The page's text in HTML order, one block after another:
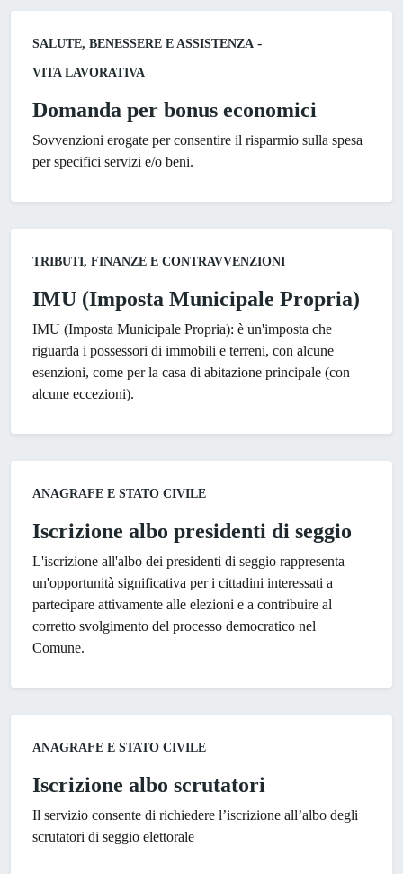
Categoria:
SALUTE, BENESSERE E ASSISTENZA -
VITA LAVORATIVA
Domanda per bonus economici
Sovvenzioni erogate per consentire il risparmio sulla spesa
per specifici servizi e/o beni.
Categoria:
TRIBUTI, FINANZE E CONTRAVVENZIONI
IMU (Imposta Municipale Propria)
IMU (Imposta Municipale Propria): è un'imposta che
riguarda i possessori di immobili e terreni, con alcune
esenzioni, come per la casa di abitazione principale (con
alcune eccezioni).
Categoria:
ANAGRAFE E STATO CIVILE
Iscrizione albo presidenti di seggio
L'iscrizione all'albo dei presidenti di seggio rappresenta
un'opportunità significativa per i cittadini interessati a
partecipare attivamente alle elezioni e a contribuire al
corretto svolgimento del processo democratico nel
Comune.
Categoria:
ANAGRAFE E STATO CIVILE
Iscrizione albo scrutatori
Il servizio consente di richiedere l’iscrizione all’albo degli
scrutatori di seggio elettorale